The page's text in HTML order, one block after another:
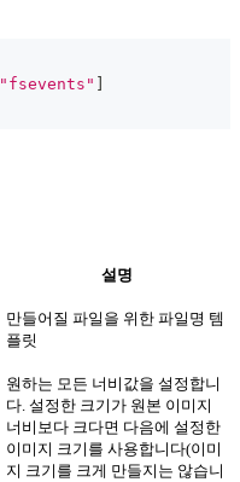
"fsevents"
설명
만들어질 파일을 위한 파일명 템
플릿
원하는 모든 너비값을 설정합니
다. 설정한 크기가 원본 이미지
너비보다 크다면 다음에 설정한
이미지 크기를 사용합니다(이미
지 크기를 크게 만들지는 않습니